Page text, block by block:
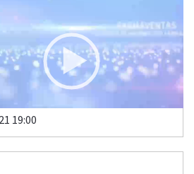
ONCOLÓGICO EN LA
19:00